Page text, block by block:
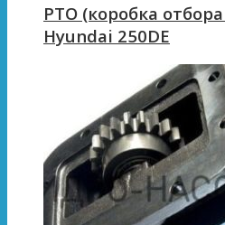
PTO (коробка
Hyundai 250DE